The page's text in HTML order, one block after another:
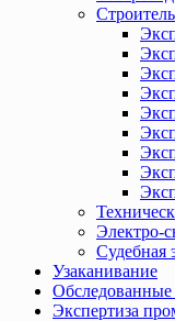
Электро-
Судебная
Узаканивание
Экспертиза